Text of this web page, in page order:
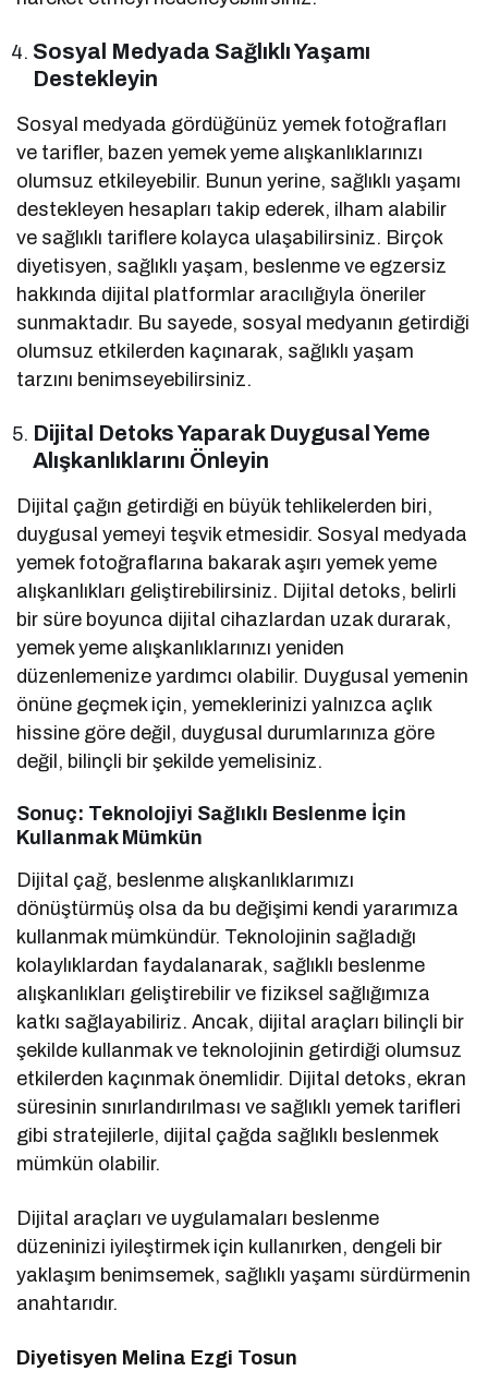
Sosyal Medyada Sağlıklı Yaşamı
Destekleyin
Sosyal medyada gördüğünüz yemek fotoğrafları
ve tarifler, bazen yemek yeme alışkanlıklarınızı
olumsuz etkileyebilir. Bunun yerine, sağlıklı yaşamı
destekleyen hesapları takip ederek, ilham alabilir
ve sağlıklı tariflere kolayca ulaşabilirsiniz. Birçok
diyetisyen, sağlıklı yaşam, beslenme ve egzersiz
hakkında dijital platformlar aracılığıyla öneriler
sunmaktadır. Bu sayede, sosyal medyanın getirdiği
olumsuz etkilerden kaçınarak, sağlıklı yaşam
tarzını benimseyebilirsiniz.
Dijital Detoks Yaparak Duygusal Yeme
Alışkanlıklarını Önleyin
Dijital çağın getirdiği en büyük tehlikelerden biri,
duygusal yemeyi teşvik etmesidir. Sosyal medyada
yemek fotoğraflarına bakarak aşırı yemek yeme
alışkanlıkları geliştirebilirsiniz. Dijital detoks, belirli
bir süre boyunca dijital cihazlardan uzak durarak,
yemek yeme alışkanlıklarınızı yeniden
düzenlemenize yardımcı olabilir. Duygusal yemenin
önüne geçmek için, yemeklerinizi yalnızca açlık
hissine göre değil, duygusal durumlarınıza göre
değil, bilinçli bir şekilde yemelisiniz.
Sonuç: Teknolojiyi Sağlıklı Beslenme İçin
Kullanmak Mümkün
Dijital çağ, beslenme alışkanlıklarımızı
dönüştürmüş olsa da bu değişimi kendi yararımıza
kullanmak mümkündür. Teknolojinin sağladığı
kolaylıklardan faydalanarak, sağlıklı beslenme
alışkanlıkları geliştirebilir ve fiziksel sağlığımıza
katkı sağlayabiliriz. Ancak, dijital araçları bilinçli bir
şekilde kullanmak ve teknolojinin getirdiği olumsuz
etkilerden kaçınmak önemlidir. Dijital detoks, ekran
süresinin sınırlandırılması ve sağlıklı yemek tarifleri
gibi stratejilerle, dijital çağda sağlıklı beslenmek
mümkün olabilir.
Dijital araçları ve uygulamaları beslenme
düzeninizi iyileştirmek için kullanırken, dengeli bir
yaklaşım benimsemek, sağlıklı yaşamı sürdürmenin
anahtarıdır.
Diyetisyen Melina Ezgi Tosun